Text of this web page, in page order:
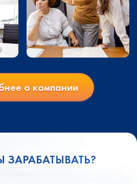
о компании
ЗАРАБАТЫВАТЬ?